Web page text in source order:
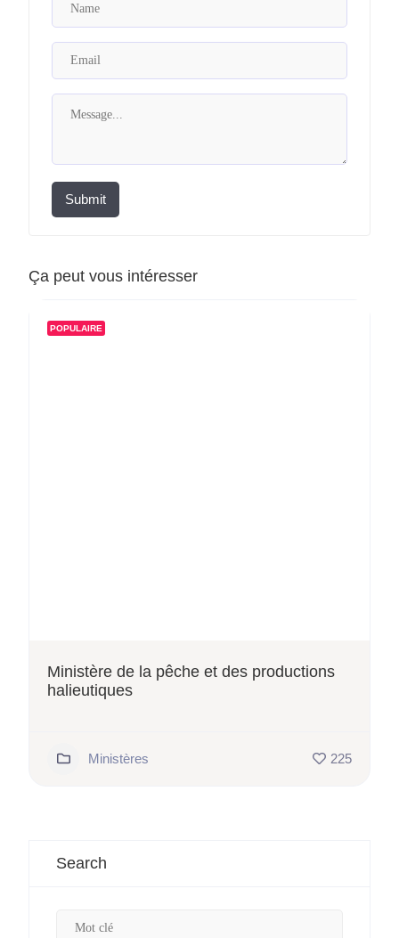
Submit
Ça peut vous intéresser
POPULAIRE
Ministère de la pêche et des productions
halieutiques
Ministères 225
Search